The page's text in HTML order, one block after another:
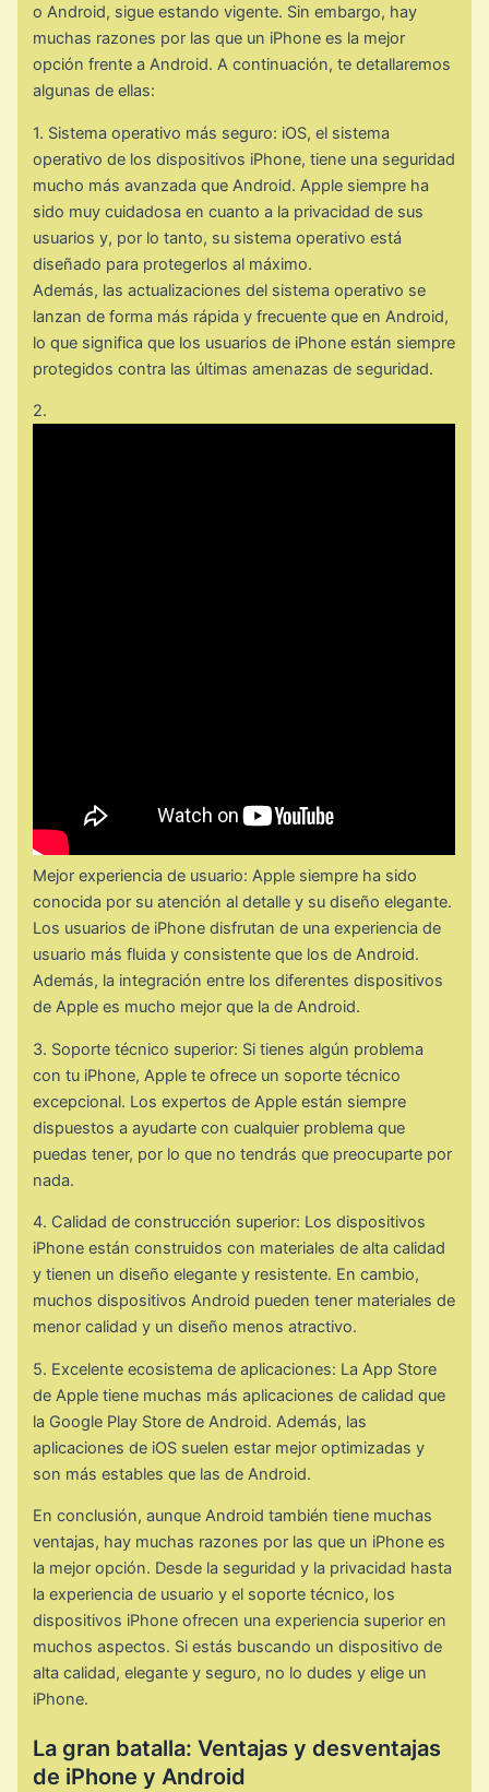
o Android, sigue estando vigente. Sin embargo, hay
muchas razones por las que un iPhone es la mejor
opción frente a Android. A continuación, te detallaremos
algunas de ellas:
1. Sistema operativo más seguro: iOS, el sistema
operativo de los dispositivos iPhone, tiene una seguridad
mucho más avanzada que Android. Apple siempre ha
sido muy cuidadosa en cuanto a la privacidad de sus
usuarios y, por lo tanto, su sistema operativo está
diseñado para protegerlos al máximo.
Además, las actualizaciones del sistema operativo se
lanzan de forma más rápida y frecuente que en Android,
lo que significa que los usuarios de iPhone están siempre
protegidos contra las últimas amenazas de seguridad.
2.
Mejor experiencia de usuario: Apple siempre ha sido
conocida por su atención al detalle y su diseño elegante.
Los usuarios de iPhone disfrutan de una experiencia de
usuario más fluida y consistente que los de Android.
Además, la integración entre los diferentes dispositivos
de Apple es mucho mejor que la de Android.
3. Soporte técnico superior: Si tienes algún problema
con tu iPhone, Apple te ofrece un soporte técnico
excepcional. Los expertos de Apple están siempre
dispuestos a ayudarte con cualquier problema que
puedas tener, por lo que no tendrás que preocuparte por
nada.
4. Calidad de construcción superior: Los dispositivos
iPhone están construidos con materiales de alta calidad
y tienen un diseño elegante y resistente. En cambio,
muchos dispositivos Android pueden tener materiales de
menor calidad y un diseño menos atractivo.
5. Excelente ecosistema de aplicaciones: La App Store
de Apple tiene muchas más aplicaciones de calidad que
la Google Play Store de Android. Además, las
aplicaciones de iOS suelen estar mejor optimizadas y
son más estables que las de Android.
En conclusión, aunque Android también tiene muchas
ventajas, hay muchas razones por las que un iPhone es
la mejor opción. Desde la seguridad y la privacidad hasta
la experiencia de usuario y el soporte técnico, los
dispositivos iPhone ofrecen una experiencia superior en
muchos aspectos. Si estás buscando un dispositivo de
alta calidad, elegante y seguro, no lo dudes y elige un
iPhone.
La gran batalla: Ventajas y desventajas
de iPhone y Android